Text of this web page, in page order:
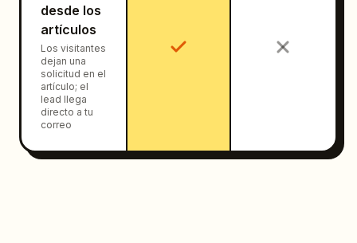
desde los
artículos
Los visitantes
dejan una
solicitud en el
artículo; el
lead llega
directo a tu
correo